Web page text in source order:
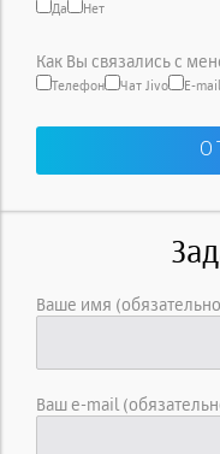
Да Нет
Как Вы связались с
Телефон Чат Jivo E-mail
Ваше имя
Ваш e-mail